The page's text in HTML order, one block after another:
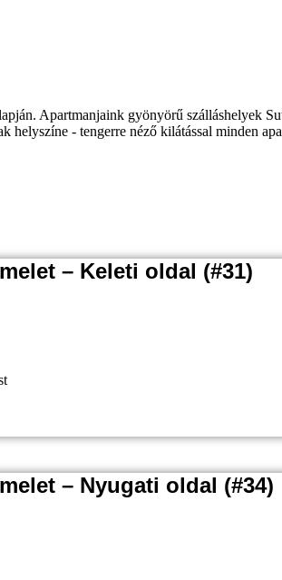
Apartmanjaink gyönyörű szálláshelyek
helyszíne - tengerre néző kilátással minden
– Keleti oldal (#31)
– Nyugati oldal (#34)